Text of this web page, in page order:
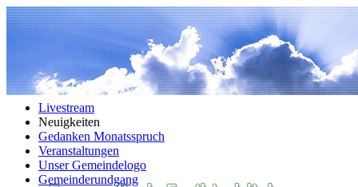
Navigation überspringen
Livestream
Neuigkeiten
Gedanken Monatsspruch
Veranstaltungen
Unser Gemeindelogo
Gemeinderundgang